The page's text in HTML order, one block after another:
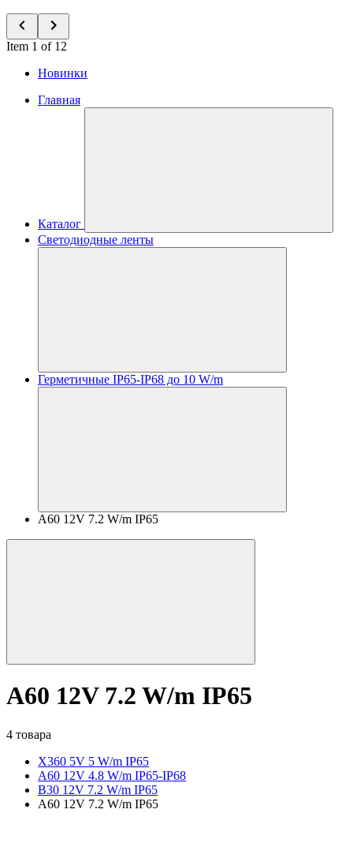
Item 1 of 12
Новинки
Главная
Каталог
Светодиодные ленты
Герметичные IP65-IP68 до 10 W/m
A60 12V 7.2 W/m IP65
A60 12V 7.2 W/m IP65
4 товара
X360 5V 5 W/m IP65
A60 12V 4.8 W/m IP65-IP68
B30 12V 7.2 W/m IP65
A60 12V 7.2 W/m IP65